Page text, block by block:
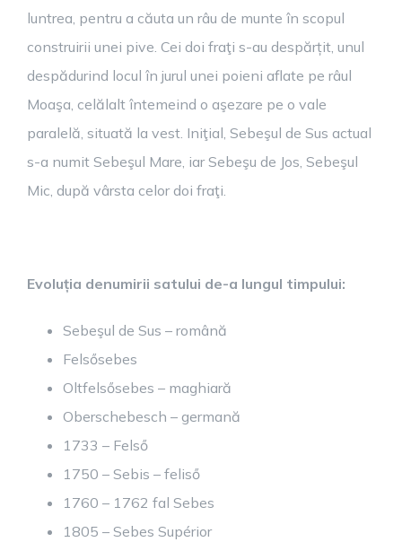
luntrea, pentru a căuta un râu de munte în scopul
construirii unei pive. Cei doi fraţi s-au despărțit, unul
despădurind locul în jurul unei poieni aflate pe râul
Moaşa, celălalt întemeind o aşezare pe o vale
paralelă, situată la vest. Iniţial, Sebeşul de Sus actual
s-a numit Sebeşul Mare, iar Sebeşu de Jos, Sebeşul
Mic, după vârsta celor doi fraţi.
Evoluția denumirii satului de-a lungul timpului:
Sebeşul de Sus – română
Felsősebes
Oltfelsősebes – maghiară
Oberschebesch – germană
1733 – Felső
1750 – Sebis – feliső
1760 – 1762 fal Sebes
1805 – Sebes Supérior